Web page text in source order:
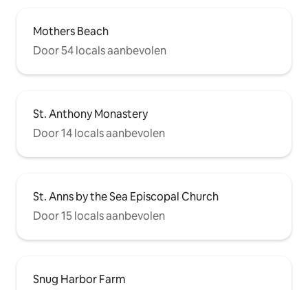
Mothers Beach
Door 54 locals aanbevolen
St. Anthony Monastery
Door 14 locals aanbevolen
St. Anns by the Sea Episcopal Church
Door 15 locals aanbevolen
Snug Harbor Farm